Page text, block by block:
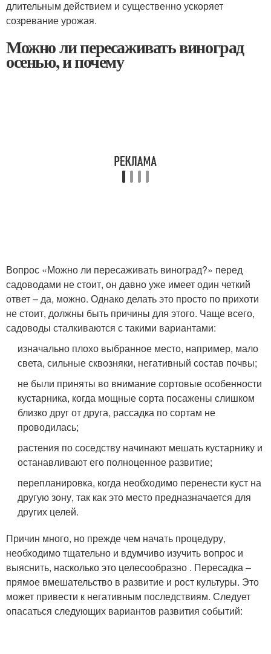
длительным действием и существенно ускоряет
созревание урожая.
Можно ли пересаживать виноград
осенью, и почему
Вопрос «Можно ли пересаживать виноград?» перед
садоводами не стоит, он давно уже имеет один четкий
ответ – да, можно. Однако делать это просто по прихоти
не стоит, должны быть причины для этого. Чаще всего,
садоводы сталкиваются с такими вариантами:
изначально плохо выбранное место, например, мало
света, сильные сквозняки, негативный состав почвы;
не были приняты во внимание сортовые особенности
кустарника, когда мощные сорта посажены слишком
близко друг от друга, рассадка по сортам не
проводилась;
растения по соседству начинают мешать кустарнику и
останавливают его полноценное развитие;
перепланировка, когда необходимо перенести куст на
другую зону, так как это место предназначается для
других целей.
Причин много, но прежде чем начать процедуру,
необходимо тщательно и вдумчиво изучить вопрос и
выяснить, насколько это целесообразно . Пересадка –
прямое вмешательство в развитие и рост культуры. Это
может привести к негативным последствиям. Следует
опасаться следующих вариантов развития событий: